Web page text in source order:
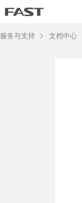
服务与支持 文档中心